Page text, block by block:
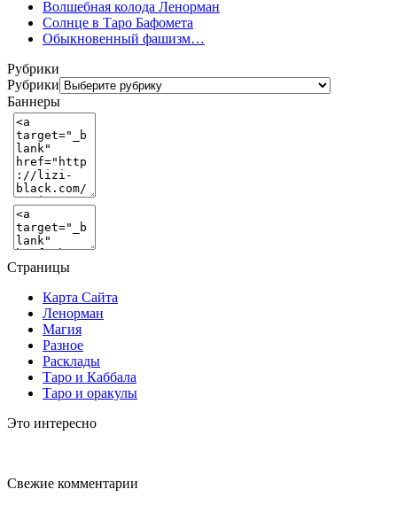
Волшебная колода Ленорман
Солнце в Таро Бафомета
Обыкновенный фашизм…
Рубрики
Рубрики
Баннеры
Страницы
Карта Сайта
Ленорман
Магия
Разное
Расклады
Таро и Каббала
Таро и оракулы
Это интересно
Свежие комментарии